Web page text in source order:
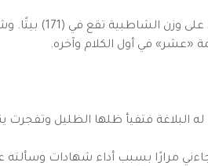
(171) بيتًا. وشرحها الإمام الإسنوي.
في أول الكلام وآخره.
له البلاغة فتفيأ ظلها الظليل
مرارًا بسبب أداء شهادات